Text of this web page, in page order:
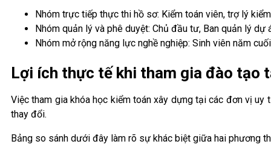
Nhóm trực tiếp thực thi hồ sơ: Kiểm toán viên, trợ lý
Nhóm quản lý và phê duyệt: Chủ đầu tư, Ban quản lý
Nhóm mở rộng năng lực nghề nghiệp: Sinh viên năm
Lợi ích thực tế khi tham gia đào tạo
Việc tham gia khóa học kiểm toán xây dựng tại các đơn vị
thay đổi.
Bảng so sánh dưới đây làm rõ sự khác biệt giữa hai phương